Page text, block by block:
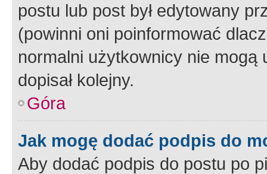
postu lub post był edytowany
(powinni oni poinformować
normalni użytkownicy nie
dopisał kolejny.
Góra
Jak mogę dodać podpis do
Aby dodać podpis do postu po